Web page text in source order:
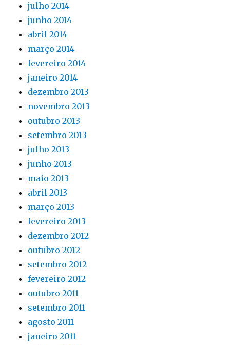
julho 2014
junho 2014
abril 2014
março 2014
fevereiro 2014
janeiro 2014
dezembro 2013
novembro 2013
outubro 2013
setembro 2013
julho 2013
junho 2013
maio 2013
abril 2013
março 2013
fevereiro 2013
dezembro 2012
outubro 2012
setembro 2012
fevereiro 2012
outubro 2011
setembro 2011
agosto 2011
janeiro 2011